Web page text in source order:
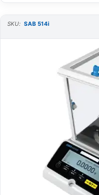
SKU: SAB 514i